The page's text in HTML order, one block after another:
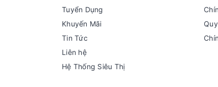
Tổng dung tích bình nước 10 lít với nước
90 độ C sẽ đáp ứng được nhu cầu sử dụng
Tuyển Dụng
Khuyến Mãi
Tin Tức
Liên hệ
Hệ Thống Siêu Thị